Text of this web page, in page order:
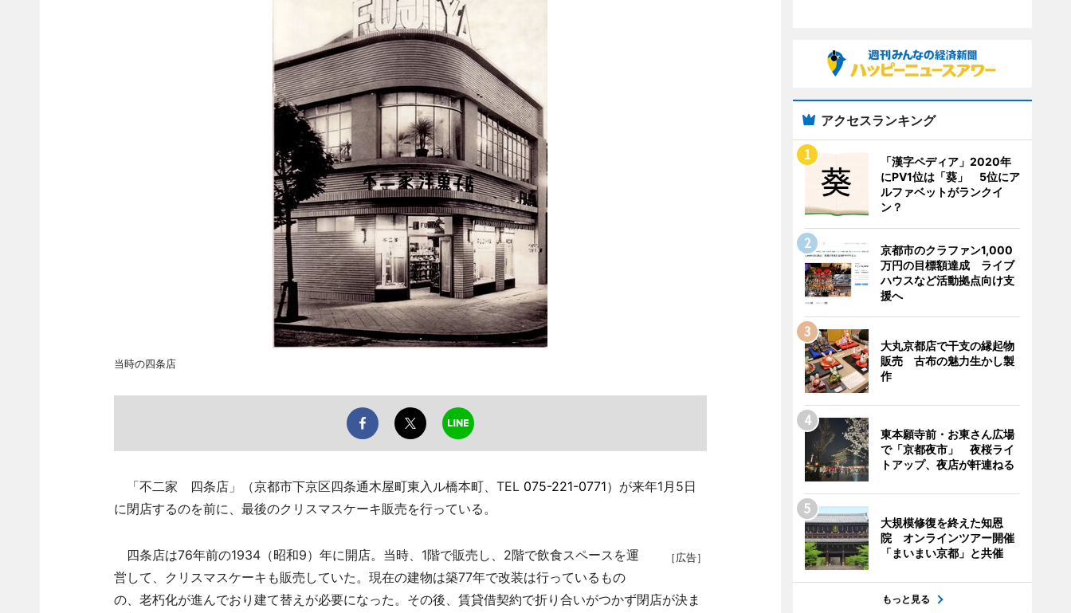
当時の四条店
「不二家 四条店」（京都市下京区四条通木屋町東入ル橋本町、TEL 075-221-0771）が来年1月5日
に閉店するのを前に、最後のクリスマスケーキ販売を行っている。
［広告］
四条店は76年前の1934（昭和9）年に開店。当時、1階で販売し、2階で飲食スペースを運
営して、クリスマスケーキも販売していた。現在の建物は築77年で改装は行っているもの
の、老朽化が進んでおり建て替えが必要になった。その後、賃貸借契約で折り合いがつかず閉店が決ま
アクセスランキング
「漢字ペディア」2020年
にPV1位は「葵」 5位にア
ルファベットがランクイ
ン？
京都市のクラファン1,000
万円の目標額達成 ライブ
ハウスなど活動拠点向け支
援へ
大丸京都店で干支の縁起物
販売 古布の魅力生かし製
作
東本願寺前・お東さん広場
で「京都夜市」 夜桜ライ
トアップ、夜店が軒連ねる
大規模修復を終えた知恩
院 オンラインツアー開催
「まいまい京都」と共催
もっと見る